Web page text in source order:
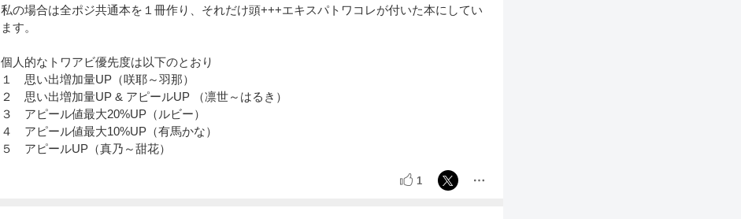
私の場合は全ポジ共通本を１冊作り、それだけ頭+++エキスパトワコレが付いた本にしてい
ます。
個人的なトワアビ優先度は以下のとおり
１ 思い出増加量UP（咲耶～羽那）
２ 思い出増加量UP & アピールUP （凛世～はるき）
３ アピール値最大20%UP（ルビー）
４ アピール値最大10%UP（有馬かな）
５ アピールUP（真乃～甜花）
1